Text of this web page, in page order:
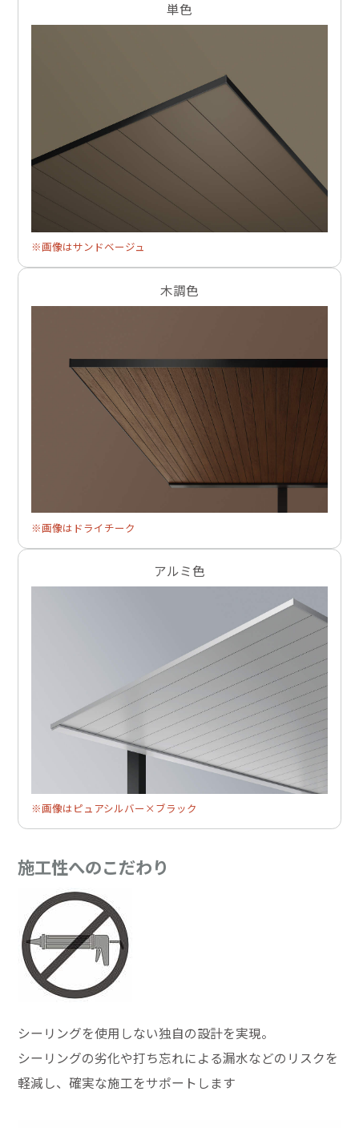
単色
※画像はサンドベージュ
木調色
※画像はドライチーク
アルミ色
※画像はピュアシルバー×ブラック
施工性へのこだわり
シーリングを使用しない独自の設計を実現。
シーリングの劣化や打ち忘れによる漏水などのリスクを
軽減し、確実な施工をサポートします